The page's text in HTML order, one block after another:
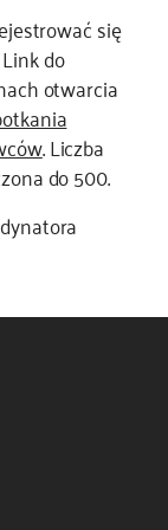
się
do
otwarcia
. Liczba
do 500.